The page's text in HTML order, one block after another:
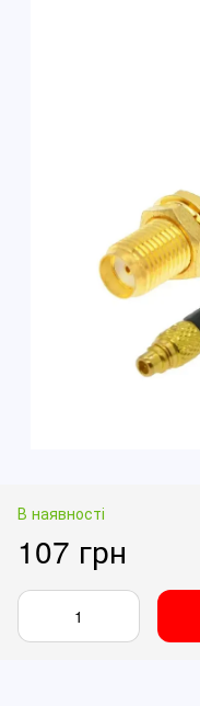
В наявності
107 грн